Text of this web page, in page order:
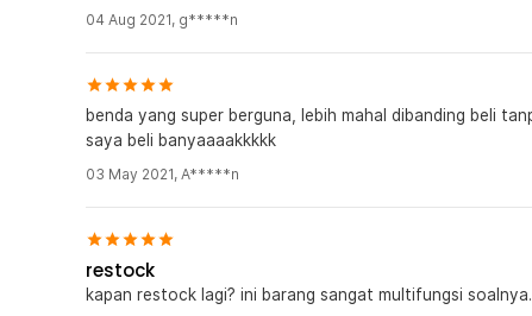
04 Aug 2021, g*****n
benda yang super berguna, lebih mahal dibanding beli
saya beli banyaaaakkkkk
03 May 2021, A*****n
restock
kapan restock lagi? ini barang sangat multifungsi